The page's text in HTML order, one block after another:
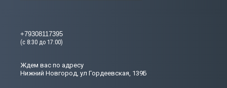
+79308117395
(с 8:30 до 17:00)
Ждем вас по адресу
Нижний Новгород, ул Гордеевская, 139Б